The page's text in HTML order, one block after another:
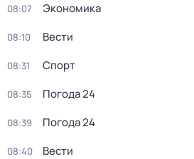
08:07 Экономика
08:10 Вести
08:31 Спорт
08:35 Погода 24
08:39 Погода 24
08:40 Вести